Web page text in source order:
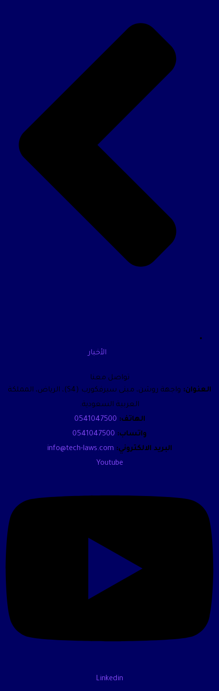
الأخبار
تواصل معنا
العنوان:
واجهة روشن، مبنى سيرفكورب (S4)، الرياض، المملكة
العربية السعودية.
الهاتف: 0541047500
واتساب: 0541047500
البريد الالكتروني: info@tech-laws.com
Youtube
Linkedin